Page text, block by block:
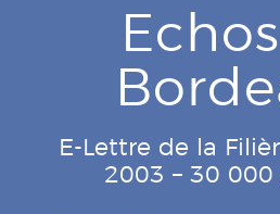
E-Lettre de la
2003 – 30